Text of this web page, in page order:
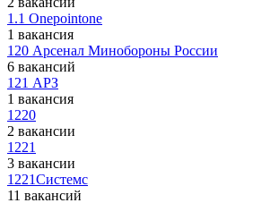
1.1 Onepointone
1 вакансия
120 Арсенал Минобороны России
6 вакансий
121 АРЗ
1 вакансия
1220
2 вакансии
1221
3 вакансии
1221Системс
11 вакансий